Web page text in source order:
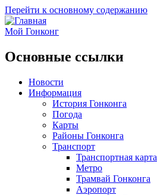
Перейти к основному содержанию
Мой Гонконг
Основные ссылки
Новости
Информация
История Гонконга
Погода
Карты
Районы Гонконга
Транспорт
Транспортная карта
Метро
Трамвай Гонконга
Аэропорт